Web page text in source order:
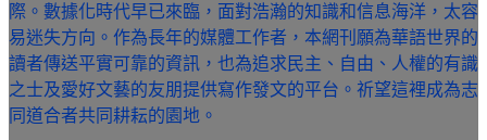
際。數據化時代早已來臨，面對浩瀚的知識和信息海洋，太容
易迷失方向。作為長年的媒體工作者，本網刊願為華語世界的
讀者傳送平實可靠的資訊，也為追求民主、自由、人權的有識
之士及愛好文藝的友朋提供寫作發文的平台。祈望這裡成為志
同道合者共同耕耘的園地。